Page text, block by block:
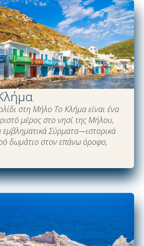
στη Μήλο Το Κλήμα είναι ένα
μέρος στο νησί της Μήλου,
εμβληματικά Σύρματα—ιστορικά
δωμάτιο στον επάνω όροφο,